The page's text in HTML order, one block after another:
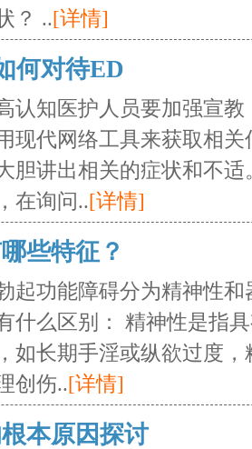
？ ..[详情]
何对待ED
认知医护人员要加强宣
现代网络工具来获取相
胆讲出相关的症状和不
在询问..[详情]
些特征？
起功能障碍分为精神性
什么区别： 精神性是指
如长期手淫或纵欲过度
创伤..[详情]
本原因探讨